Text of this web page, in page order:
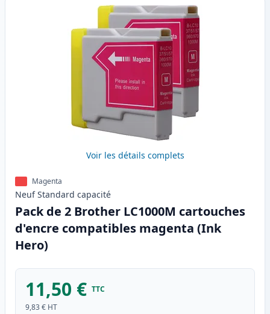
Voir les détails complets
Magenta
Neuf Standard capacité
Pack de 2 Brother LC1000M cartouches
d'encre compatibles magenta (Ink
Hero)
11,50 € TTC
9,83 € HT